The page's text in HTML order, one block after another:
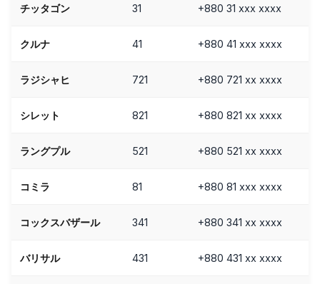
チッタゴン 31 +880 31 xxx xxxx
クルナ 41 +880 41 xxx xxxx
ラジシャヒ 721 +880 721 xx xxxx
シレット 821 +880 821 xx xxxx
ラングプル 521 +880 521 xx xxxx
コミラ 81 +880 81 xxx xxxx
コックスバザール 341 +880 341 xx xxxx
バリサル 431 +880 431 xx xxxx